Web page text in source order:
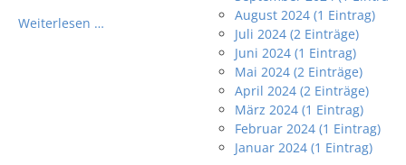
Weiterlesen …
August 2024 (1 Eintrag)
Juli 2024 (2 Einträge)
Juni 2024 (1 Eintrag)
Mai 2024 (2 Einträge)
April 2024 (2 Einträge)
März 2024 (1 Eintrag)
Februar 2024 (1 Eintrag)
Januar 2024 (1 Eintrag)